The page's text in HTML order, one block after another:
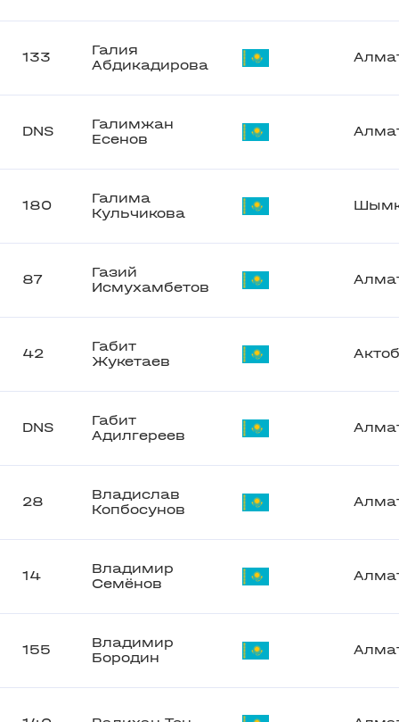
133
Галия
Абдикадирова
DNS
Галимжан
Есенов
180
Галима
Кульчикова
87
Газий
Исмухамбетов
42
Габит
Жукетаев
DNS
Габит
Адилгереев
28
Владислав
Копбосунов
14
Владимир
Семёнов
155
Владимир
Бородин